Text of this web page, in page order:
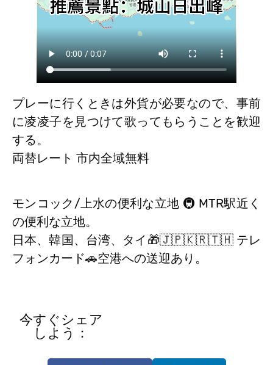
プレーに行くときは外貨が必要なので、事前
に凌凌子を見つけて歌ってもらうことを歓迎
する。
両替レート 市内全域無料
モンコック/上水の便利な立地 🚇 MTR駅近く
の便利な立地。
日本、韓国、台湾、タイ🎁🇯🇵🇰🇷🇹🇭 テレ
フォンカード🚗空港への送迎あり。
今すぐシェア
しよう：